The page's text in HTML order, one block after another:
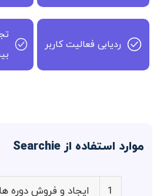
ردیابی فعالیت کاربر
موارد استفاده از Searchie
1 ایجاد و فروش دوره